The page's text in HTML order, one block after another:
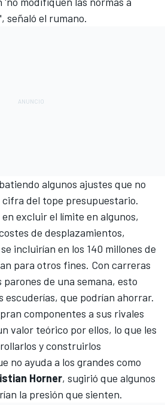
señaló el rumano.
algunos ajustes que no
del tope presupuestario.
excluir el límite en algunos,
de desplazamientos,
incluirían en los 140 millones de
para otros fines. Con carreras
de una semana, esto
escuderías, que podrían ahorrar.
componentes a sus rivales
valor teórico por ellos, lo que les
y construirlos
no ayuda a los grandes como
Horner, sugirió que algunos
la presión que sienten.